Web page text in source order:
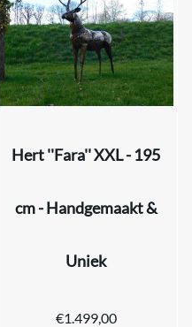
Hert ''Fara'' XXL - 195
cm - Handgemaakt &
Uniek
€1.499,00